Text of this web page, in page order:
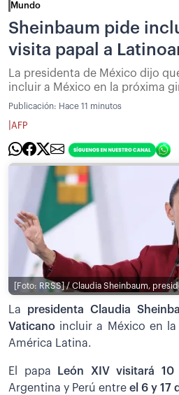
Mundo
Sheinbaum pide
visita papal a
La presidenta de México dijo
incluir a México en la próxima
Publicación: Hace 11 minutos
AFP
[Foto: RRSS] / Claudia Sheinbaum,
La presidenta Claudia
Vaticano incluir a México en
América Latina.
El papa León XIV visitará 10
Argentina y Perú entre el 6 y 17